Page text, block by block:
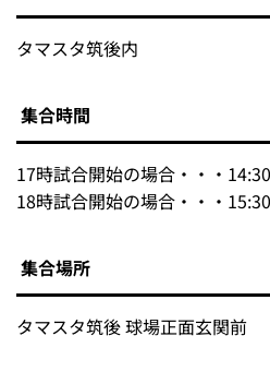
タマスタ筑後内
集合時間
17時試合開始の場合・・・14:30
18時試合開始の場合・・・15:30
集合場所
タマスタ筑後 球場正面玄関前